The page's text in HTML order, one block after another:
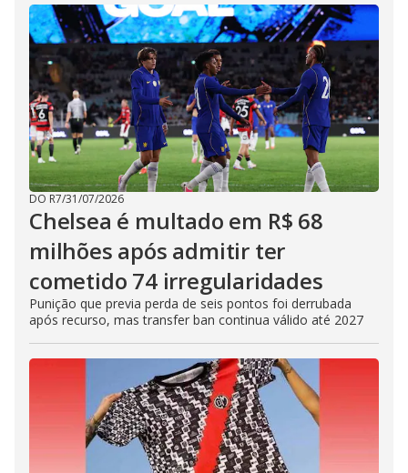
DO R7/31/07/2026
Chelsea é multado em R$ 68
milhões após admitir ter
cometido 74 irregularidades
Punição que previa perda de seis pontos foi derrubada
após recurso, mas transfer ban continua válido até 2027